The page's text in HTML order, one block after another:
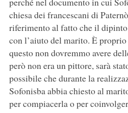
chiesa dei francescani di
riferimento al fatto che il
con l’aiuto del marito. È
questo non dovremmo avere
però non era un pittore, sarà
possibile che durante la
Sofonisba abbia chiesto al
per compiacerla o per